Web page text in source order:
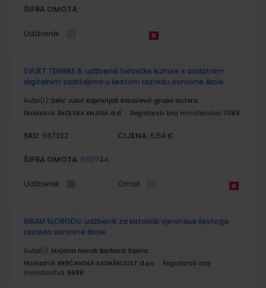
ŠIFRA OMOTA:
Udžbenik
SVIJET TEHNIKE 6; udžbenik tehničke kulture s dodatnim
digitalnim sadržajima u šestom razredu osnovne škole
Autor(i): Delić Jukić Koprivnjak Kovačević grupa autora
Nakladnik: ŠKOLSKA KNJIGA d.d. Registarski broj ministarstva: 7089
SKU: 567322 CIJENA: 5,54 €
ŠIFRA OMOTA: 500744
Udžbenik Omot
BIRAM SLOBODU; udžbenik za katolički vjeronauk šestoga
razreda osnovne škole
Autor(i): Mirjana Novak Barbara Sipina
Nakladnik: KRŠĆANSKA SADAŠNJOST d.o.o.
Registarski broj
ministarstva: 6698